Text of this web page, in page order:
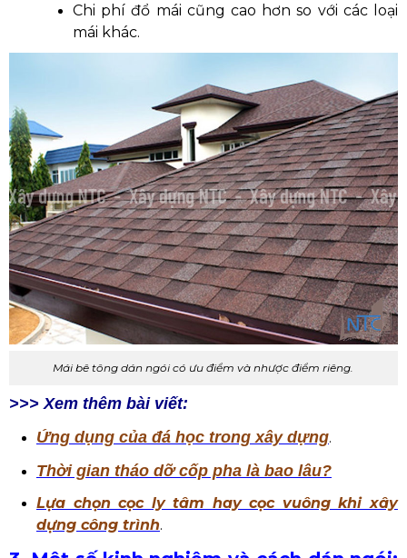
Chi phí đổ mái cũng cao hơn so với các loại
mái khác.
Mái bê tông dán ngói có ưu điểm và nhược điểm riêng.
>>> Xem thêm bài viết:
Ứng dụng của đá học trong xây dựng.
Thời gian tháo dỡ cốp pha là bao lâu?
Lựa chọn cọc ly tâm hay cọc vuông khi xây
dựng công trình.